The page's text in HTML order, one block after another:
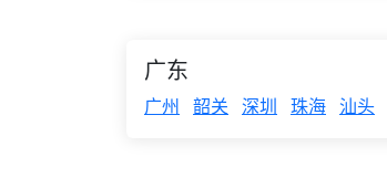
广东
广州 韶关 深圳 珠海 汕头